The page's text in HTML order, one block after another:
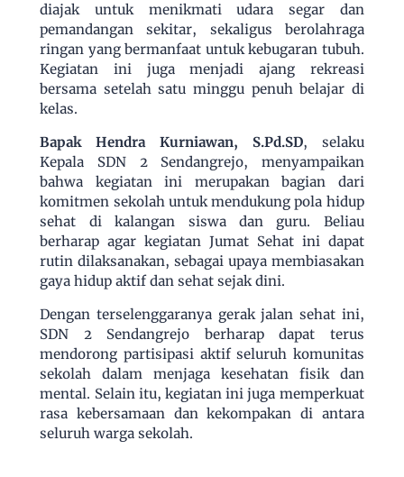
diajak untuk menikmati udara segar dan
pemandangan sekitar, sekaligus berolahraga
ringan yang bermanfaat untuk kebugaran tubuh.
Kegiatan ini juga menjadi ajang rekreasi
bersama setelah satu minggu penuh belajar di
kelas.
Bapak Hendra Kurniawan, S.Pd.SD, selaku
Kepala SDN 2 Sendangrejo, menyampaikan
bahwa kegiatan ini merupakan bagian dari
komitmen sekolah untuk mendukung pola hidup
sehat di kalangan siswa dan guru. Beliau
berharap agar kegiatan Jumat Sehat ini dapat
rutin dilaksanakan, sebagai upaya membiasakan
gaya hidup aktif dan sehat sejak dini.
Dengan terselenggaranya gerak jalan sehat ini,
SDN 2 Sendangrejo berharap dapat terus
mendorong partisipasi aktif seluruh komunitas
sekolah dalam menjaga kesehatan fisik dan
mental. Selain itu, kegiatan ini juga memperkuat
rasa kebersamaan dan kekompakan di antara
seluruh warga sekolah.